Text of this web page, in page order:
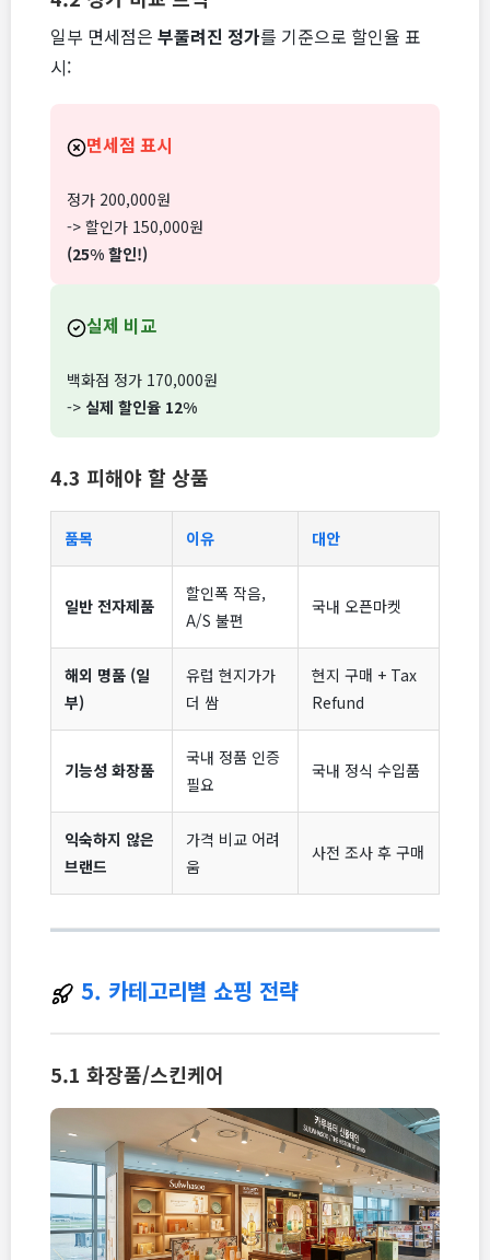
일부 면세점은 부풀려진 정가를 기준으로 할인율 표
시:
면세점 표시
정가 200,000원
-> 할인가 150,000원
(25% 할인!)
실제 비교
백화점 정가 170,000원
-> 실제 할인율 12%
4.3 피해야 할 상품
품목 이유 대안
일반 전자제품
할인폭 작음,
A/S 불편
국내 오픈마켓
해외 명품 (일
부)
유럽 현지가가
더 쌈
현지 구매 + Tax
Refund
기능성 화장품
국내 정품 인증
필요
국내 정식 수입품
익숙하지 않은
브랜드
가격 비교 어려
움
사전 조사 후 구매
5. 카테고리별 쇼핑 전략
5.1 화장품/스킨케어